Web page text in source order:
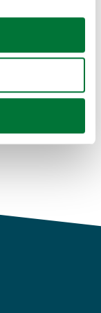
geográfica
activamente
(huellas
procesan sus
web con
y análisis